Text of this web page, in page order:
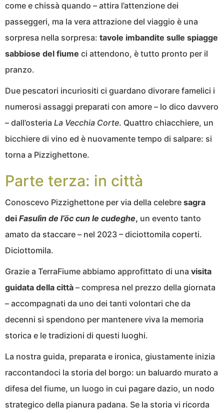
come e chissà quando – attira l’attenzione dei
passeggeri, ma la vera attrazione del viaggio è una
sorpresa nella sorpresa: tavole imbandite sulle spiagge
sabbiose del fiume ci attendono, è tutto pronto per il
pranzo.
Due pescatori incuriositi ci guardano divorare famelici i
numerosi assaggi preparati con amore – lo dico davvero
– dall’osteria La Vecchia Corte. Quattro chiacchiere, un
bicchiere di vino ed è nuovamente tempo di salpare: si
torna a Pizzighettone.
Parte terza: in città
Conoscevo Pizzighettone per via della celebre sagra
dei Fasulìn de l’öc cun le cudeghe, un evento tanto
amato da staccare – nel 2023 – diciottomila coperti.
Diciottomila.
Grazie a TerraFiume abbiamo approfittato di una visita
guidata della città – compresa nel prezzo della giornata
– accompagnati da uno dei tanti volontari che da
decenni si spendono per mantenere viva la memoria
storica e le tradizioni di questi luoghi.
La nostra guida, preparata e ironica, giustamente inizia
raccontandoci la storia del borgo: un baluardo murato a
difesa del fiume, un luogo in cui pagare dazio, un nodo
strategico della pianura padana. Se la storia vi ricorda